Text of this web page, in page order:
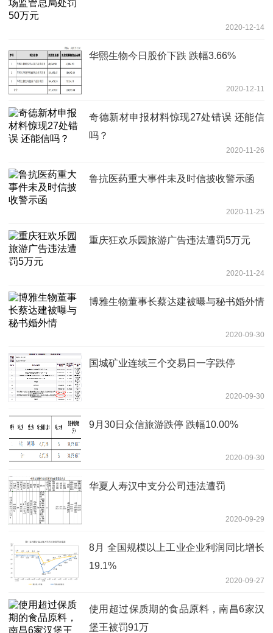
2020-12-14
华熙生物今日股价下跌 跌幅3.66%
2020-12-11
奇德新材申报材料惊现27处错误 还能信
吗？
2020-11-26
鲁抗医药重大事件未及时信披收警示函
2020-11-25
重庆狂欢乐园旅游广告违法遭罚5万元
2020-11-24
博雅生物董事长蔡达建被曝与秘书婚外情
2020-09-30
国城矿业连续三个交易日一字跌停
2020-09-30
9月30日众信旅游跌停 跌幅10.00%
2020-09-30
华夏人寿汉中支分公司违法遭罚
2020-09-29
8月 全国规模以上工业企业利润同比增长
19.1%
2020-09-27
使用超过保质期的食品原料，南昌6家汉
堡王被罚91万